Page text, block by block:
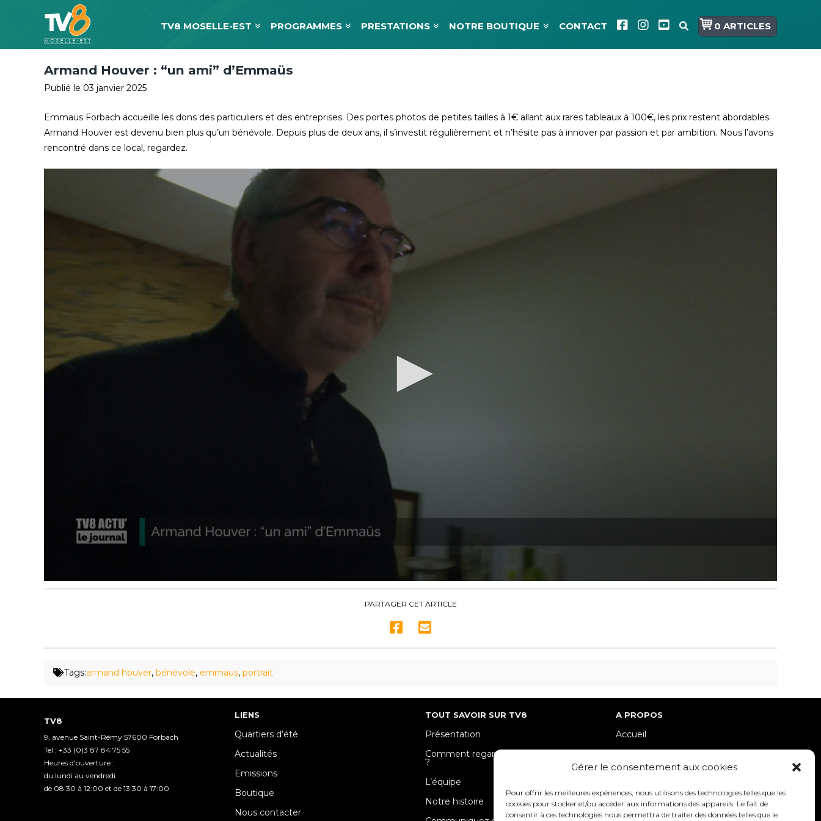
Gérer le consentement aux cookies
Pour offrir les meilleures expériences, nous utilisons des technologies telles que les
cookies pour stocker et/ou accéder aux informations des appareils. Le fait de
consentir à ces technologies nous permettra de traiter des données telles que le
TV8 MOSELLE-EST PROGRAMMES PRESTATIONS NOTRE BOUTIQUE CONTACT 0 ARTICLES
Armand Houver : “un ami” d’Emmaüs
Publié le 03 janvier 2025
Emmaüs Forbach accueille les dons des particuliers et des entreprises. Des portes photos de petites tailles à 1€ allant aux rares tableaux à 100€, les prix restent abordables.
Armand Houver est devenu bien plus qu’un bénévole. Depuis plus de deux ans, il s’investit régulièrement et n’hésite pas à innover par passion et par ambition. Nous l’avons
rencontré dans ce local, regardez.
PARTAGER CET ARTICLE
Tags:armand houver, bénévole, emmaus, portrait
TV8
9, avenue Saint-Rémy 57600 Forbach
Tel : +33 (0)3 87 84 75 55
Heures d'ouverture :
du lundi au vendredi
de 08:30 à 12:00 et de 13:30 à 17:00
LIENS
Quartiers d’été
Actualités
Emissions
Boutique
Nous contacter
TOUT SAVOIR SUR TV8
Présentation
Comment regarder TV8 Moselle-Est
?
L’équipe
Notre histoire
A PROPOS
Accueil
Mentions Légales / Crédits
Politique de cookies (UE)
Politique de confidentialité – RGPD